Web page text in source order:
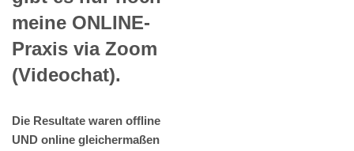
meine ONLINE-
Praxis via Zoom
(Videochat).
Die Resultate waren offline
UND online gleichermaßen